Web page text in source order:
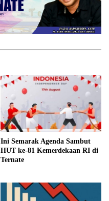
Ini Semarak Agenda Sambut
HUT ke-81 Kemerdekaan RI di
Ternate